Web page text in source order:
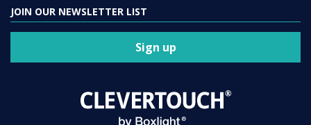
JOIN OUR NEWSLETTER LIST
Sign up